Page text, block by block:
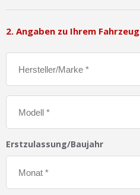
2. Angaben zu Ihrem Fahrzeug
Erstzulassung/Baujahr